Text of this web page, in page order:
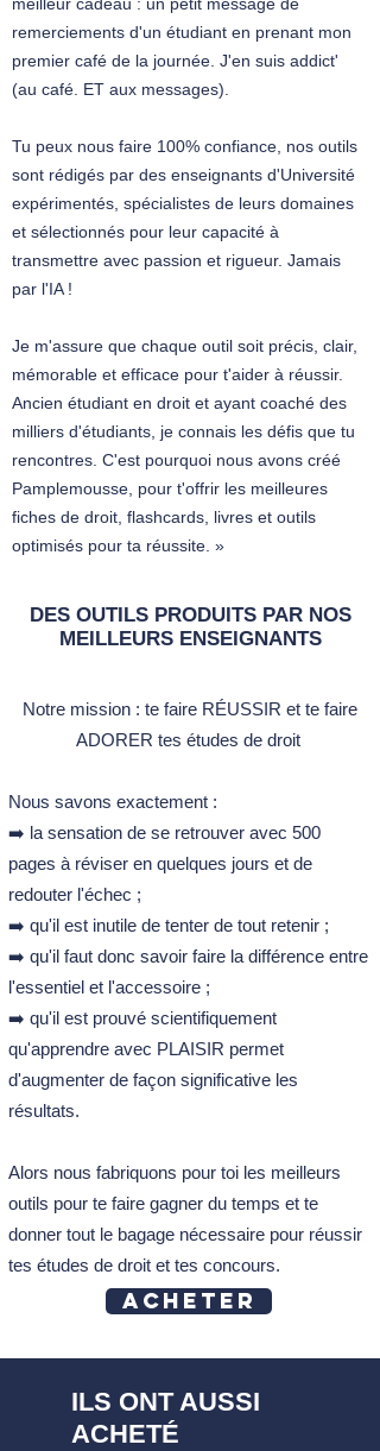
FICHE N°4 – LE CONTRÔLE DE LA
LÉGALITÉ
​2. La responsabilité administrative
​FICHE N°5 – LA THÉORIE DE LA
FICHE N°6 – LES MODALITÉS DE
RÉPARATION : LE PRÉJUDICE
FICHE N°7 – LES MODALITÉS DE
FICHE N°8 – LA RESPONSABILITÉ
POUR FAUTE
FICHE N°9 – LA RESPONSABILITÉ
FICHE N°10 – LA RESPONSABILITÉ
SANS FAUTE FONDÉE SUR LA
RUPTURE D’ÉGALITÉ DEVANT LES
CHARGES PUBLIQUES
LA JUSTICE ADMINISTRATIVE
​1. Les compétences juridictionnelles
COMPÉTENCES ENTRE LES DEUX
FICHE N°12 – LA VOIE DE FAIT
FICHE N°13 – L’ORGANISATION DES
administrative : la procédure contentieuse
​FICHE N°14 – LES RÈGLES
ADMINISTRATIF
FICHE N°15 – LE PROCÈS
administrative : les différents recours
​FICHE N°16 – LA RECEVABILITÉ DES
RECOURS
FICHE N°17 – LE RECOURS POUR
EXCÈS DE POUVOIR : LE
FICHE N°18 – LE CONTENTIEUX DE
PLEINE JURIDICTION : LE RECOURS
EN PLEIN CONTENTIEUX
FICHE N°19 – LES RÉFÉRÉS
DE L’URGENCE
FICHE N°20 – LES RECOURS CONTRE
LES DÉCISIONS JURIDICTIONNELLES
➡️ Retrouve aussi :
20 Fiches - Droit Administratif S1
20 Fiches - Droit Administratif S2
Pack 190 Flashcards du Droit
Administratif S1+S2
meilleur cadeau : un petit message de
remerciements d'un étudiant en prenant mon
premier café de la journée. J'en suis addict'
(au café. ET aux messages).
Tu peux nous faire 100% confiance, nos outils
sont rédigés par des enseignants d'Université
expérimentés, spécialistes de leurs domaines
et sélectionnés pour leur capacité à
transmettre avec passion et rigueur. Jamais
par l'IA !
Je m'assure que chaque outil soit précis, clair,
mémorable et efficace pour t'aider à réussir.
Ancien étudiant en droit et ayant coaché des
milliers d'étudiants, je connais les défis que tu
rencontres. C'est pourquoi nous avons créé
Pamplemousse, pour t'offrir les meilleures
fiches de droit, flashcards, livres et outils
optimisés pour ta réussite. »
DES OUTILS PRODUITS PAR NOS
MEILLEURS ENSEIGNANTS
Notre mission :​ te faire RÉUSSIR et te faire
ADORER tes études de droit ​
Nous savons exactement :
➡️ la sensation de se retrouver avec 500
pages à réviser en quelques jours et de
redouter l'échec ;
➡️ qu'il est inutile de tenter de tout retenir ;
➡️ qu'il faut donc savoir faire la différence entre
l'essentiel et l'accessoire ;
➡️ qu'il est prouvé scientifiquement
qu'apprendre avec PLAISIR permet
d'augmenter de façon significative les
résultats.
Alors nous fabriquons pour toi les meilleurs
outils pour te faire gagner du temps et te
donner tout le bagage nécessaire pour réussir
tes études de droit et tes concours.
Acheter
ILS ONT AUSSI
ACHETÉ